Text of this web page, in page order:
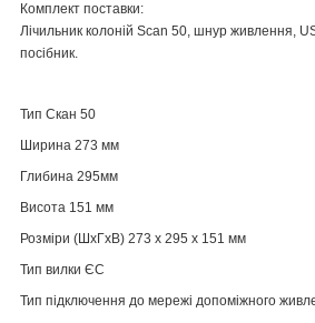
Комплект поставки:
Лічильник колоній Scan 50, шнур живлення,
посібник.
Тип Скан 50
Ширина 273 мм
Глибина 295мм
Висота 151 мм
Розміри (ШxГxВ) 273 x 295 x 151 мм
Тип вилки ЄС
Тип підключення до мережі допоміжного